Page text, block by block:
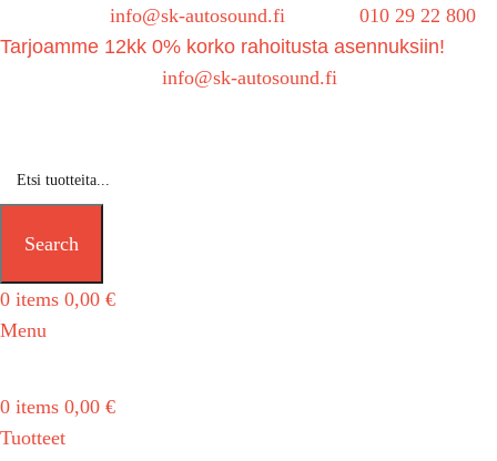
info@sk-autosound.fi
010 29 22 800
Tarjoamme 12kk 0% korko rahoitusta asennuksiin!
info@sk-autosound.fi
Search
0 items 0,00 €
Menu
0 items 0,00 €
Tuotteet